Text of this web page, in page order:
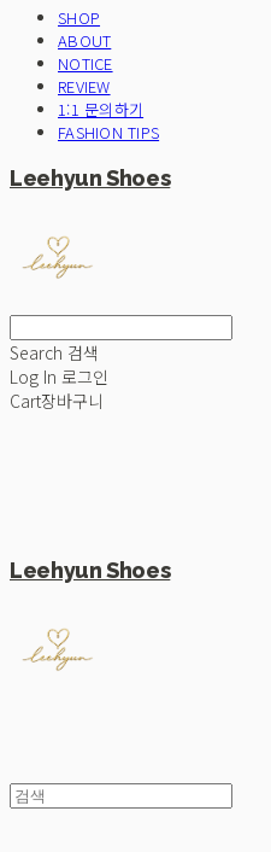
SHOP
ABOUT
NOTICE
REVIEW
1:1 문의하기
FASHION TIPS
Leehyun Shoes
Search 검색
Log In 로그인
Cart장바구니
Leehyun Shoes